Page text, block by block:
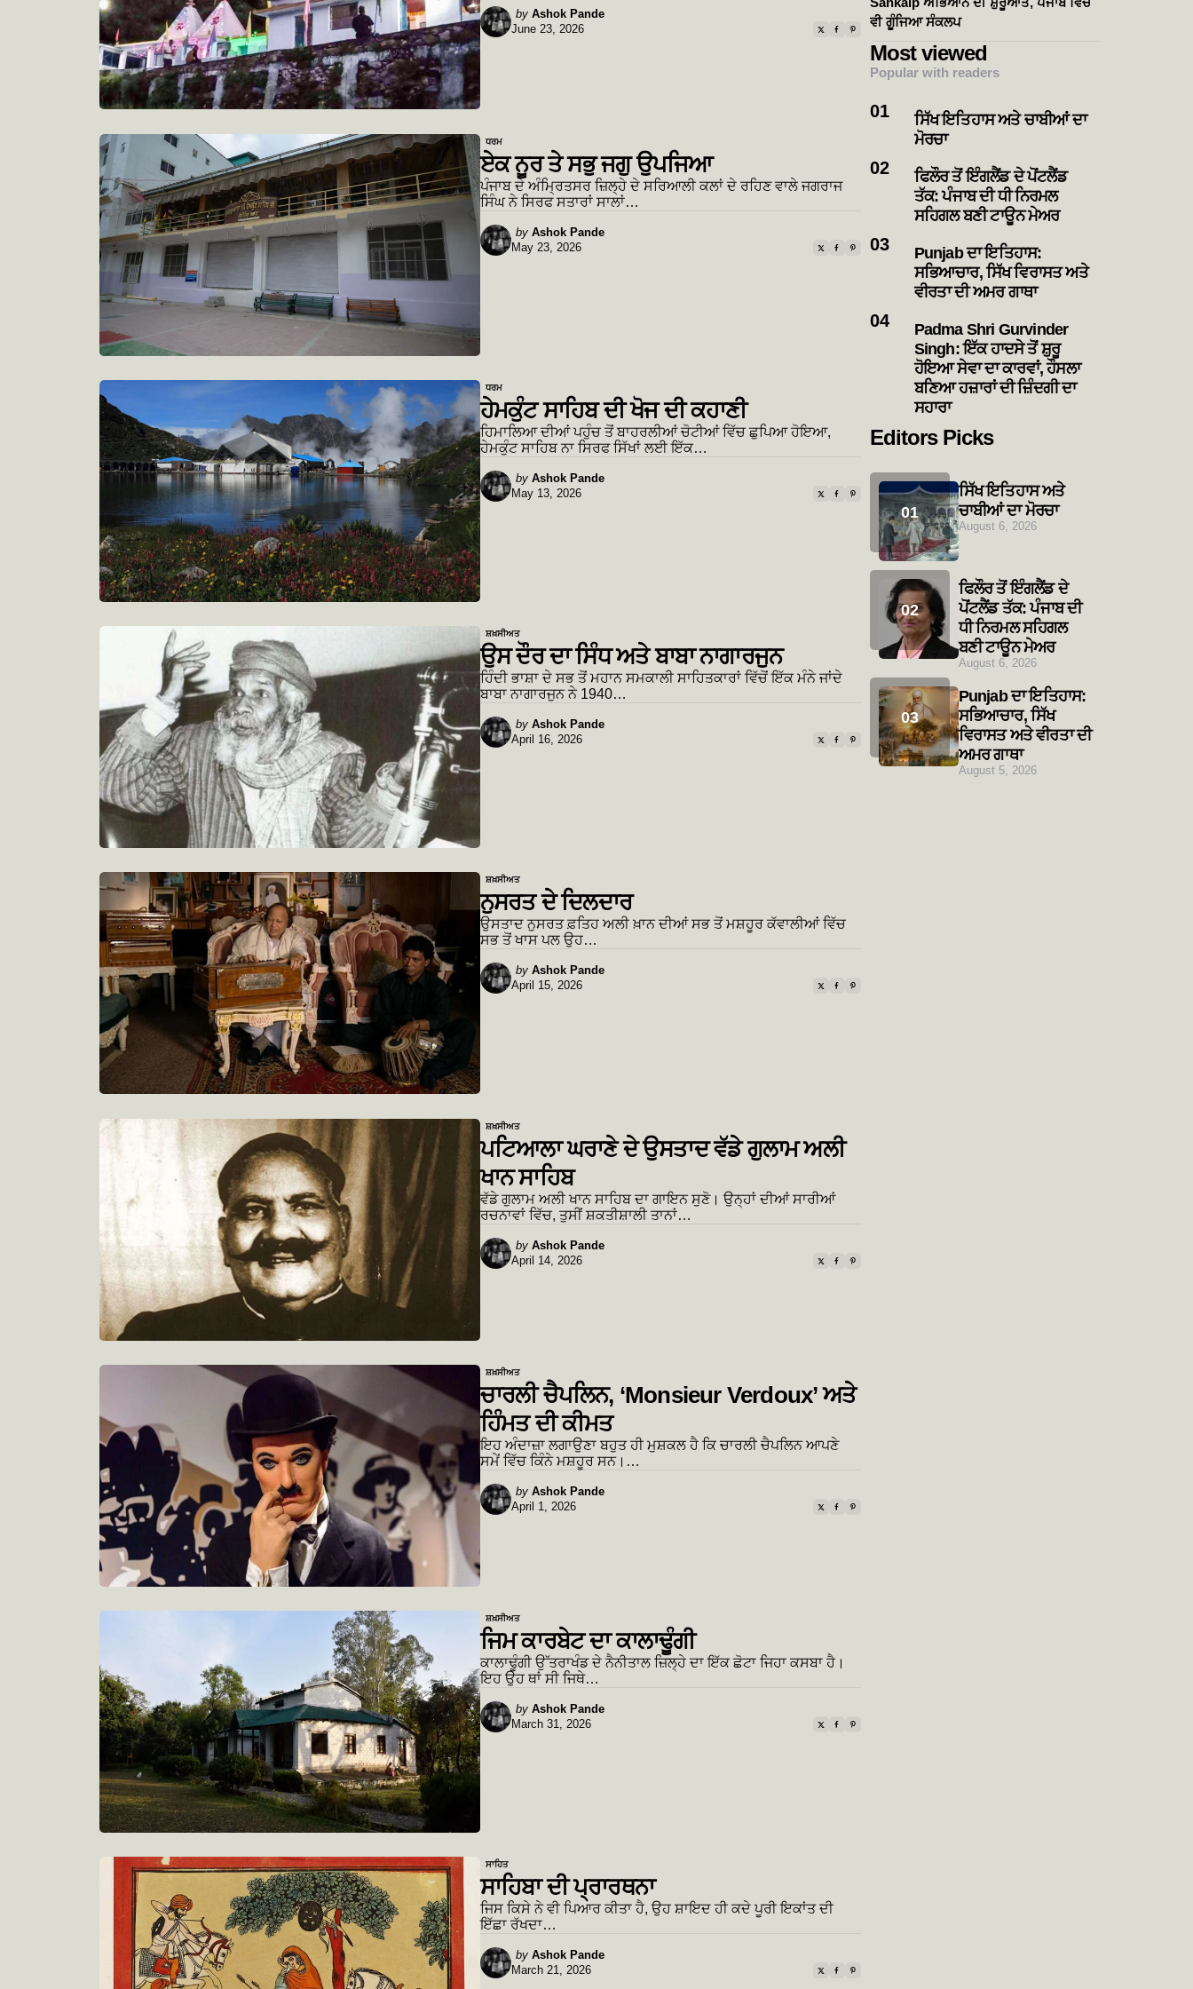
Posted
by
by Ashok Pande
June 23, 2026
ਧਰਮ
ਏਕ ਨੂਰ ਤੇ ਸਭੁ ਜਗੁ ਉਪਜਿਆ
ਪੰਜਾਬ ਦੇ ਅੰਮ੍ਰਿਤਸਰ ਜ਼ਿਲ੍ਹੇ ਦੇ ਸਰਿਆਲੀ ਕਲਾਂ ਦੇ ਰਹਿਣ ਵਾਲੇ ਜਗਰਾਜ
ਸਿੰਘ ਨੇ ਸਿਰਫ ਸਤਾਰਾਂ ਸਾਲਾਂ…
Posted
by
by Ashok Pande
May 23, 2026
ਧਰਮ
ਹੇਮਕੁੰਟ ਸਾਹਿਬ ਦੀ ਖੋਜ ਦੀ ਕਹਾਣੀ
ਹਿਮਾਲਿਆ ਦੀਆਂ ਪਹੁੰਚ ਤੋਂ ਬਾਹਰਲੀਆਂ ਚੋਟੀਆਂ ਵਿੱਚ ਛੁਪਿਆ ਹੋਇਆ,
ਹੇਮਕੁੰਟ ਸਾਹਿਬ ਨਾ ਸਿਰਫ ਸਿੱਖਾਂ ਲਈ ਇੱਕ…
Posted
by
by Ashok Pande
May 13, 2026
ਸ਼ਖ਼ਸੀਅਤ
ਉਸ ਦੌਰ ਦਾ ਸਿੰਧ ਅਤੇ ਬਾਬਾ ਨਾਗਾਰਜੁਨ
ਹਿੰਦੀ ਭਾਸ਼ਾ ਦੇ ਸਭ ਤੋਂ ਮਹਾਨ ਸਮਕਾਲੀ ਸਾਹਿਤਕਾਰਾਂ ਵਿੱਚੋਂ ਇੱਕ ਮੰਨੇ ਜਾਂਦੇ
ਬਾਬਾ ਨਾਗਾਰਜੁਨ ਨੇ 1940…
Posted
by
by Ashok Pande
April 16, 2026
ਸ਼ਖ਼ਸੀਅਤ
ਨੁਸਰਤ ਦੇ ਦਿਲਦਾਰ
ਉਸਤਾਦ ਨੁਸਰਤ ਫ਼ਤਿਹ ਅਲੀ ਖ਼ਾਨ ਦੀਆਂ ਸਭ ਤੋਂ ਮਸ਼ਹੂਰ ਕੱਵਾਲੀਆਂ ਵਿੱਚ
ਸਭ ਤੋਂ ਖਾਸ ਪਲ ਉਹ…
Posted
by
by Ashok Pande
April 15, 2026
ਸ਼ਖ਼ਸੀਅਤ
ਪਟਿਆਲਾ ਘਰਾਣੇ ਦੇ ਉਸਤਾਦ ਵੱਡੇ ਗੁਲਾਮ ਅਲੀ
ਖਾਨ ਸਾਹਿਬ
ਵੱਡੇ ਗੁਲਾਮ ਅਲੀ ਖਾਨ ਸਾਹਿਬ ਦਾ ਗਾਇਨ ਸੁਣੋ। ਉਨ੍ਹਾਂ ਦੀਆਂ ਸਾਰੀਆਂ
ਰਚਨਾਵਾਂ ਵਿੱਚ, ਤੁਸੀਂ ਸ਼ਕਤੀਸ਼ਾਲੀ ਤਾਨਾਂ…
Posted
by
by Ashok Pande
April 14, 2026
ਸ਼ਖ਼ਸੀਅਤ
ਚਾਰਲੀ ਚੈਪਲਿਨ, ‘Monsieur Verdoux’ ਅਤੇ
ਹਿੰਮਤ ਦੀ ਕੀਮਤ
ਇਹ ਅੰਦਾਜ਼ਾ ਲਗਾਉਣਾ ਬਹੁਤ ਹੀ ਮੁਸ਼ਕਲ ਹੈ ਕਿ ਚਾਰਲੀ ਚੈਪਲਿਨ ਆਪਣੇ
ਸਮੇਂ ਵਿੱਚ ਕਿੰਨੇ ਮਸ਼ਹੂਰ ਸਨ।…
Posted
by
by Ashok Pande
April 1, 2026
ਸ਼ਖ਼ਸੀਅਤ
ਜਿਮ ਕਾਰਬੇਟ ਦਾ ਕਾਲਾਢੂੰਗੀ
ਕਾਲਾਢੂੰਗੀ ਉੱਤਰਾਖੰਡ ਦੇ ਨੈਨੀਤਾਲ ਜ਼ਿਲ੍ਹੇ ਦਾ ਇੱਕ ਛੋਟਾ ਜਿਹਾ ਕਸਬਾ ਹੈ।
ਇਹ ਉਹ ਥਾਂ ਸੀ ਜਿਥੇ…
Posted
by
by Ashok Pande
March 31, 2026
ਸਾਹਿਤ
ਸਾਹਿਬਾ ਦੀ ਪ੍ਰਾਰਥਨਾ
ਜਿਸ ਕਿਸੇ ਨੇ ਵੀ ਪਿਆਰ ਕੀਤਾ ਹੈ, ਉਹ ਸ਼ਾਇਦ ਹੀ ਕਦੇ ਪੂਰੀ ਇਕਾਂਤ ਦੀ
ਇੱਛਾ ਰੱਖਦਾ…
Posted
by
by Ashok Pande
March 21, 2026
ਵੀ ਗੂੰਜਿਆ ਸੰਕਲਪ
Most viewed
Popular with readers
ਸਿੱਖ ਇਤਿਹਾਸ ਅਤੇ ਚਾਬੀਆਂ ਦਾ
ਮੋਰਚਾ
ਫਿਲੌਰ ਤੋਂ ਇੰਗਲੈਂਡ ਦੇ ਪੋਂਟਲੈਂਡ
ਤੱਕ: ਪੰਜਾਬ ਦੀ ਧੀ ਨਿਰਮਲ
ਸਹਿਗਲ ਬਣੀ ਟਾਊਨ ਮੇਅਰ
Punjab ਦਾ ਇਤਿਹਾਸ:
ਸਭਿਆਚਾਰ, ਸਿੱਖ ਵਿਰਾਸਤ ਅਤੇ
ਵੀਰਤਾ ਦੀ ਅਮਰ ਗਾਥਾ
Padma Shri Gurvinder
Singh: ਇੱਕ ਹਾਦਸੇ ਤੋਂ ਸ਼ੁਰੂ
ਹੋਇਆ ਸੇਵਾ ਦਾ ਕਾਰਵਾਂ, ਹੌਸਲਾ
ਬਣਿਆ ਹਜ਼ਾਰਾਂ ਦੀ ਜ਼ਿੰਦਗੀ ਦਾ
ਸਹਾਰਾ
Editors Picks
ਸਿੱਖ ਇਤਿਹਾਸ ਅਤੇ
ਚਾਬੀਆਂ ਦਾ ਮੋਰਚਾ
August 6, 2026
ਫਿਲੌਰ ਤੋਂ ਇੰਗਲੈਂਡ ਦੇ
ਪੋਂਟਲੈਂਡ ਤੱਕ: ਪੰਜਾਬ ਦੀ
ਧੀ ਨਿਰਮਲ ਸਹਿਗਲ
ਬਣੀ ਟਾਊਨ ਮੇਅਰ
August 6, 2026
Punjab ਦਾ ਇਤਿਹਾਸ:
ਸਭਿਆਚਾਰ, ਸਿੱਖ
ਵਿਰਾਸਤ ਅਤੇ ਵੀਰਤਾ ਦੀ
ਅਮਰ ਗਾਥਾ
August 5, 2026